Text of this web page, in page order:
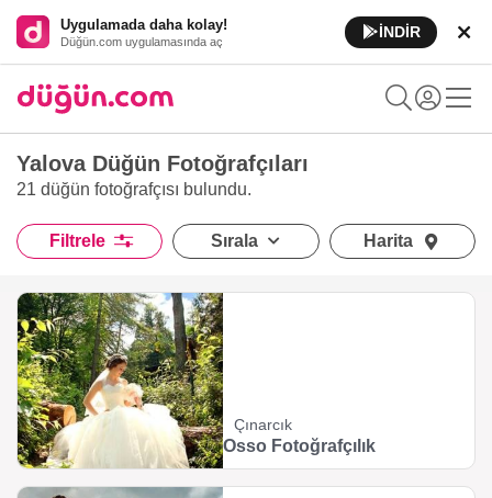
Uygulamada daha kolay!
Düğün.com uygulamasında aç
İNDİR
Yalova Düğün Fotoğrafçıları
21 düğün fotoğrafçısı bulundu.
Filtrele Sırala Harita
Çınarcık
Osso Fotoğrafçılık